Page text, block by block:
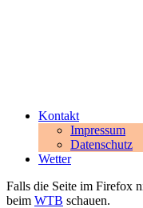
Kontakt
Impressum
Datenschutz
Wetter
Falls die Seite im Firefox
beim WTB schauen.